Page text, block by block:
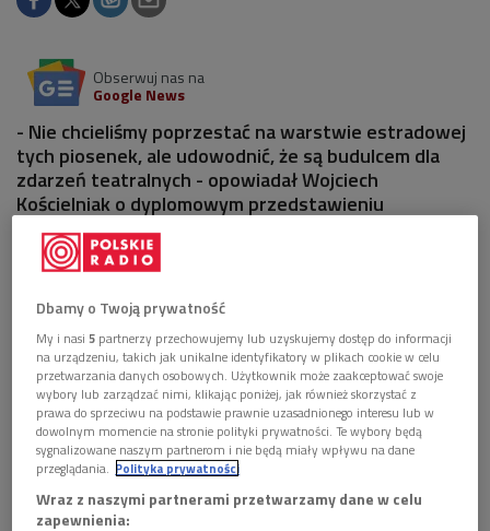
Obserwuj nas na
Google News
- Nie chcieliśmy poprzestać na warstwie estradowej
tych piosenek, ale udowodnić, że są budulcem dla
zdarzeń teatralnych - opowiadał Wojciech
Kościelniak o dyplomowym przedstawieniu
studentów Wydziału Aktorskiego Akademii
Teatralnej im. Zelwerowicza.
AUDIO 1 plik
 15'31 
Z Wojciechem Kościelniakiem rozmawia Marcin
Pesta (Poranek Dwójki)
Dbamy o Twoją prywatność
My i nasi5 partnerzy przechowujemy lub uzyskujemy dostęp do informacji
na urządzeniu, takich jak unikalne identyfikatory w plikach cookie w celu
przetwarzania danych osobowych. Użytkownik może zaakceptować swoje
wybory lub zarządzać nimi, klikając poniżej, jak również skorzystać z
prawa do sprzeciwu na podstawie prawnie uzasadnionego interesu lub w
dowolnym momencie na stronie polityki prywatności. Te wybory będą
sygnalizowane naszym partnerom i nie będą miały wpływu na dane
przeglądania. Polityka prywatności
Wraz z naszymi partnerami przetwarzamy dane w celu
zapewnienia: